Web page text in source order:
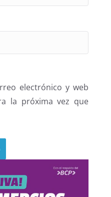
electrónico y web
la próxima vez que